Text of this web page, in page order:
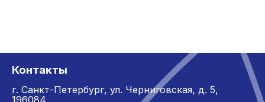
Контакты
г. Санкт-Петербург, ул. Черниговская, д. 5,